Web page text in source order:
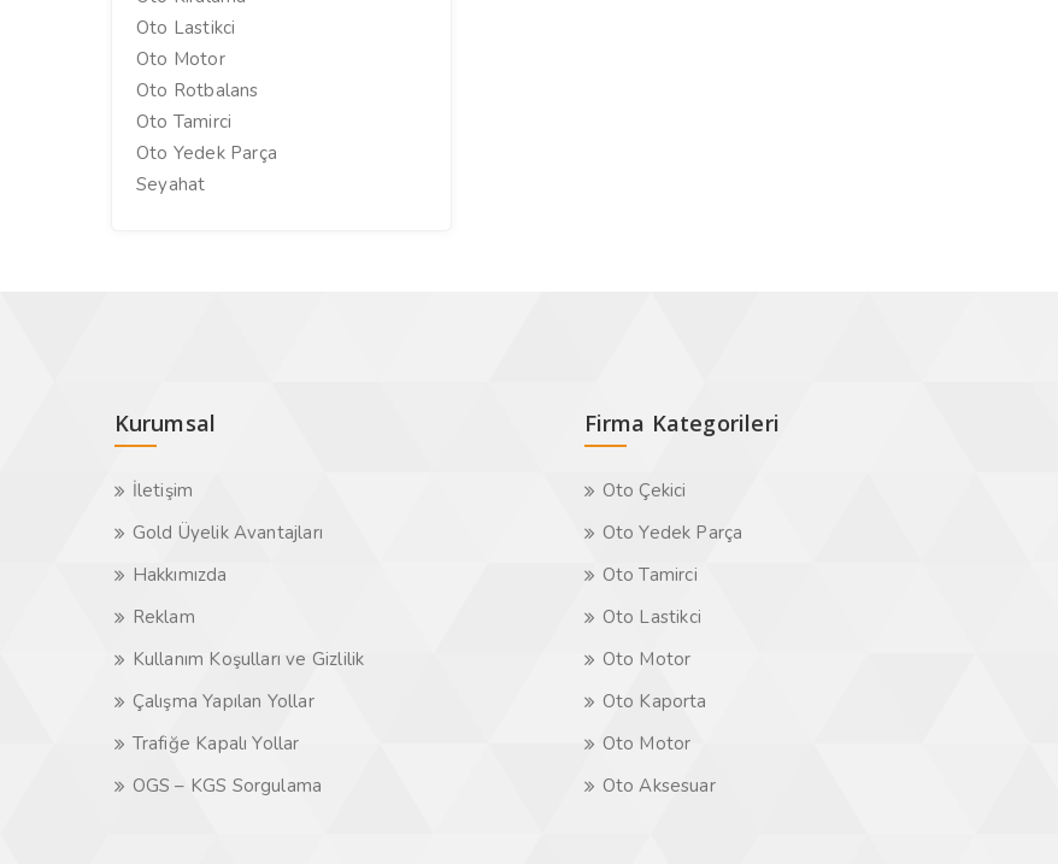
Oto Lastikci
Oto Motor
Oto Rotbalans
Oto Tamirci
Oto Yedek Parça
Seyahat
Kurumsal
İletişim
Gold Üyelik Avantajları
Hakkımızda
Reklam
Kullanım Koşulları ve Gizlilik
Çalışma Yapılan Yollar
Trafiğe Kapalı Yollar
OGS – KGS Sorgulama
Firma Kategorileri
Oto Çekici
Oto Yedek Parça
Oto Tamirci
Oto Lastikci
Oto Motor
Oto Kaporta
Oto Motor
Oto Aksesuar